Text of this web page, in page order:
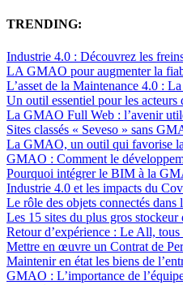
TRENDING:
Industrie 4.0 : Découvrez les
LA GMAO pour augmenter la
L’asset de la Maintenance 4.0 :
Un outil essentiel pour les acteurs
La GMAO Full Web : l’avenir
Sites classés « Seveso » sans
La GMAO, un outil qui favorise la
GMAO : Comment le
Pourquoi intégrer le BIM à la
Industrie 4.0 et les impacts du
Le rôle des objets connectés
Les 15 sites du plus gros stockeur
Retour d’expérience : Le All, tous
Mettre en œuvre un Contrat de
Maintenir en état les biens de
GMAO : L’importance de